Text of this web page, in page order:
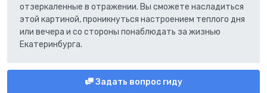
отзеркаленные в отражении. Вы сможете насладиться
этой картиной, проникнуться настроением теплого дня
или вечера и со стороны понаблюдать за жизнью
Екатеринбурга.
Задать вопрос гиду